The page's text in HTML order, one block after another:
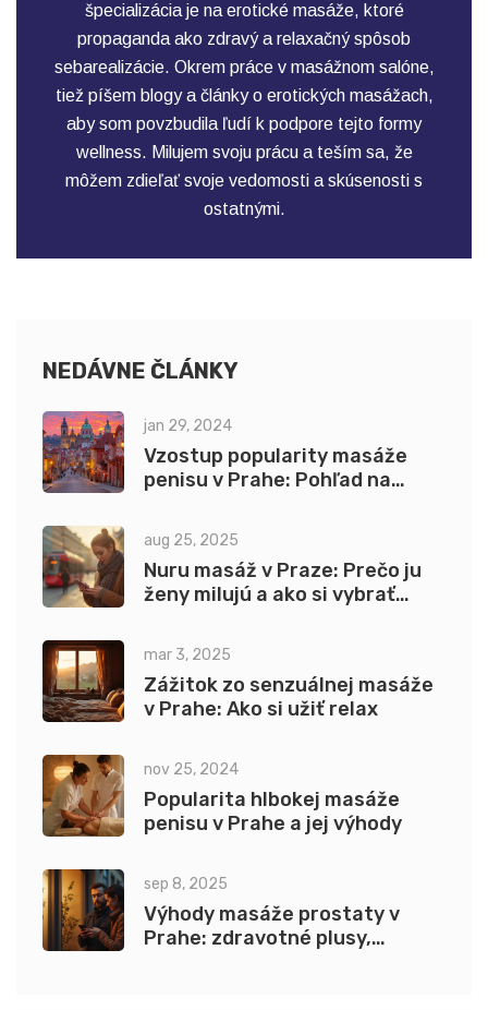
špecializácia je na erotické masáže, ktoré
propaganda ako zdravý a relaxačný spôsob
sebarealizácie. Okrem práce v masážnom salóne,
tiež píšem blogy a články o erotických masážach,
aby som povzbudila ľudí k podpore tejto formy
wellness. Milujem svoju prácu a teším sa, že
môžem zdieľať svoje vedomosti a skúsenosti s
ostatnými.
NEDÁVNE ČLÁNKY
jan 29, 2024
Vzostup popularity masáže
penisu v Prahe: Pohľad na
aug 25, 2025
Nuru masáž v Praze: Prečo ju
ženy milujú a ako si vybrať
mar 3, 2025
Zážitok zo senzuálnej masáže
v Prahe: Ako si užiť relax
nov 25, 2024
Popularita hlbokej masáže
penisu v Prahe a jej výhody
sep 8, 2025
Výhody masáže prostaty v
Prahe: zdravotné plusy,